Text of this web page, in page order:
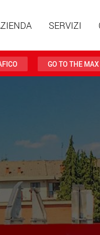
Rimorchi speciali per portate
da 20 t fino a 500 t
www.faymonville.com
elettrici per il
trasporto di carichi leggeri
Stati Uniti
SERVIZI
GO TO THE MAX